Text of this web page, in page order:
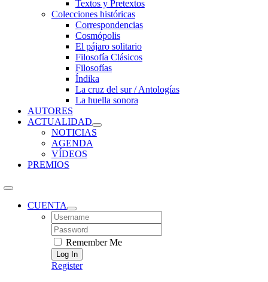
Textos y Pretextos
Colecciones históricas
Correspondencias
Cosmópolis
El pájaro solitario
Filosofía Clásicos
Filosofías
Índika
La cruz del sur / Antologías
La huella sonora
AUTORES
ACTUALIDAD
NOTICIAS
AGENDA
VÍDEOS
PREMIOS
CUENTA
Username:
Password:
Remember Me
Register